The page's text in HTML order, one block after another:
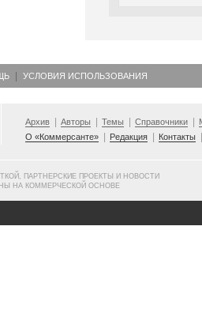
УСЛОВИЯ ИСПОЛЬЗОВАНИЯ
Архив Авторы Темы Справочники
О «Коммерсанте»
Редакция Контакты
ПАРТНЕРСКИЕ ПРОЕКТЫ И НОВОСТИ
НА КОММЕРЧЕСКОЙ ОСНОВЕ